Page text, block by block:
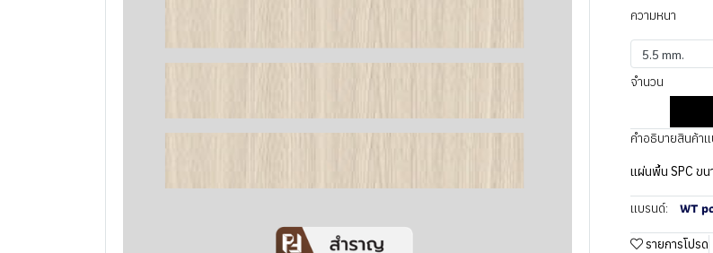
ความหนา
5.5 mm.
จำนวน
คำอธิบายสินค้า
แผ่นพื้น SPC ขน
แบรนด์: WT
รายการโปรด